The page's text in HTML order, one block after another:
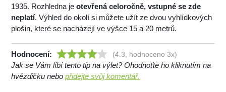
1935. Rozhledna jeotevřená celoročně, vstupné se zde
neplatí. Výhled do okolí si můžete užít ze dvou vyhlídkových
plošin, které se nacházejí ve výšce 15 a 20 metrů.
Hodnocení: (4.3, hodnoceno 3x)
Jak se Vám líbí tento tip na výlet? Ohodnoťte ho kliknutím na
hvězdičku nebopřidejte svůj komentář.